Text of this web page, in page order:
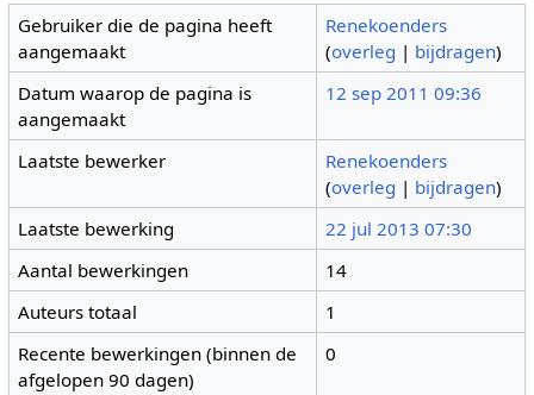
Gebruiker die de pagina heeft
aangemaakt
Renekoenders
(overleg | bijdragen)
Datum waarop de pagina is
aangemaakt
12 sep 2011 09:36
Laatste bewerker
Renekoenders
(overleg | bijdragen)
Laatste bewerking
22 jul 2013 07:30
Aantal bewerkingen
14
Auteurs totaal
1
Recente bewerkingen (binnen de
afgelopen 90 dagen)
0